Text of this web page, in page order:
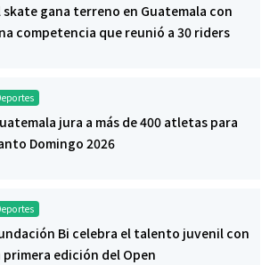
skate gana terreno en Guatemala con
competencia que reunió a 30 riders
jura a más de 400 atletas para
Domingo 2026
Bi celebra el talento juvenil con
primera edición del Open